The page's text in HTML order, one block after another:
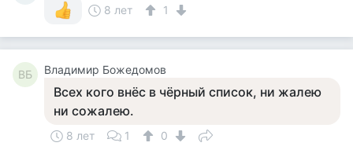
8 лет
1
ВБ Владимир Божедомов
Всех кого внёс в чёрный список, ни жалею
ни сожалею.
8 лет 1 0